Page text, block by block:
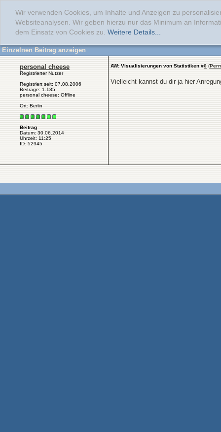
Wir verwenden Cookies, um Inhalte und Anzeigen zu
Websiteanalysen. Wir geben hierzu nur das Minimum an
dem Einsatz von Cookies zu. Weitere Details...
Einzelnen Beitrag anzeigen
personal cheese
Registrierter Nutzer
Registriert seit: 07.08.2006
Beiträge: 1.185
personal cheese: Offline
Ort: Berlin
Beitrag
Datum: 30.06.2014
Uhrzeit: 11:25
ID: 52945
AW: Visualisierungen von Statistiken #6 (
Vielleicht kannst du dir ja hier